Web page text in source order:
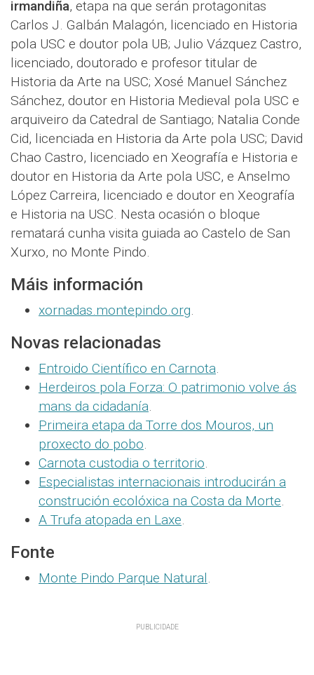
irmandiña, etapa na que serán protagonitas
Carlos J. Galbán Malagón, licenciado en Historia
pola USC e doutor pola UB; Julio Vázquez Castro,
licenciado, doutorado e profesor titular de
Historia da Arte na USC; Xosé Manuel Sánchez
Sánchez, doutor en Historia Medieval pola USC e
arquiveiro da Catedral de Santiago; Natalia Conde
Cid, licenciada en Historia da Arte pola USC; David
Chao Castro, licenciado en Xeografía e Historia e
doutor en Historia da Arte pola USC, e Anselmo
López Carreira, licenciado e doutor en Xeografía
e Historia na USC. Nesta ocasión o bloque
rematará cunha visita guiada ao Castelo de San
Xurxo, no Monte Pindo.
Máis información
xornadas.montepindo.org.
Novas relacionadas
Entroido Científico en Carnota.
Herdeiros pola Forza: O patrimonio volve ás
mans da cidadanía.
Primeira etapa da Torre dos Mouros, un
proxecto do pobo.
Carnota custodia o territorio.
Especialistas internacionais introducirán a
construción ecolóxica na Costa da Morte.
A Trufa atopada en Laxe.
Fonte
Monte Pindo Parque Natural.